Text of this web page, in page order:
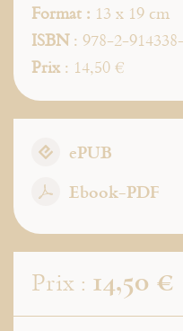
Format : 13 x 19 cm
ISBN: 978-2-
Prix: 14,50 €
ePUB
Ebook-PDF
Prix : 14,50 €